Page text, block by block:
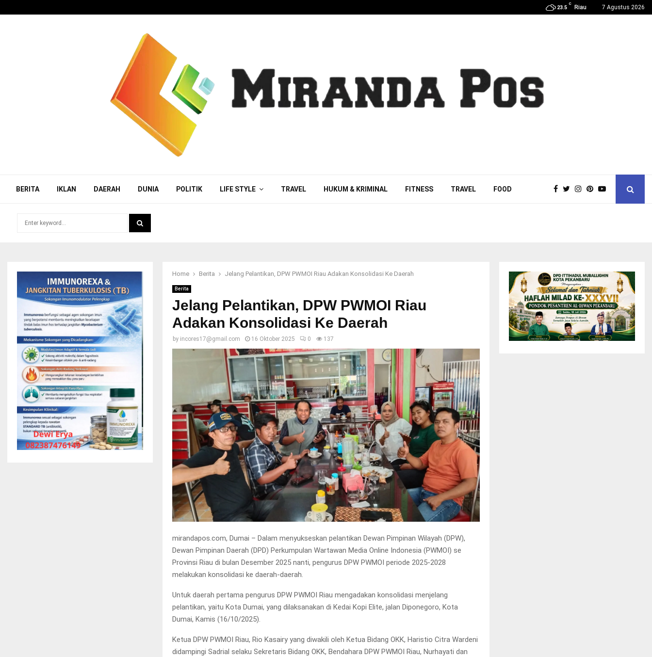
23.5
C
Riau 7 Agustus 2026
BERITA IKLAN DAERAH DUNIA POLITIK LIFE STYLE TRAVEL HUKUM & KRIMINAL FITNESS TRAVEL FOOD
Home Berita Jelang Pelantikan, DPW PWMOI Riau Adakan Konsolidasi Ke Daerah
Berita
Jelang Pelantikan, DPW PWMOI Riau
Adakan Konsolidasi Ke Daerah
by incores17@gmail.com 16 Oktober 2025 0 137
mirandapos.com, Dumai – Dalam menyukseskan pelantikan Dewan Pimpinan Wilayah (DPW),
Dewan Pimpinan Daerah (DPD) Perkumpulan Wartawan Media Online Indonesia (PWMOI) se
Provinsi Riau di bulan Desember 2025 nanti, pengurus DPW PWMOI periode 2025-2028
melakukan konsolidasi ke daerah-daerah.
Untuk daerah pertama pengurus DPW PWMOI Riau mengadakan konsolidasi menjelang
pelantikan, yaitu Kota Dumai, yang dilaksanakan di Kedai Kopi Elite, jalan Diponegoro, Kota
Dumai, Kamis (16/10/2025).
Ketua DPW PWMOI Riau, Rio Kasairy yang diwakili oleh Ketua Bidang OKK, Haristio Citra Wardeni
didampingi Sadrial selaku Sekretaris Bidang OKK, Bendahara DPW PWMOI Riau, Nurhayati dan